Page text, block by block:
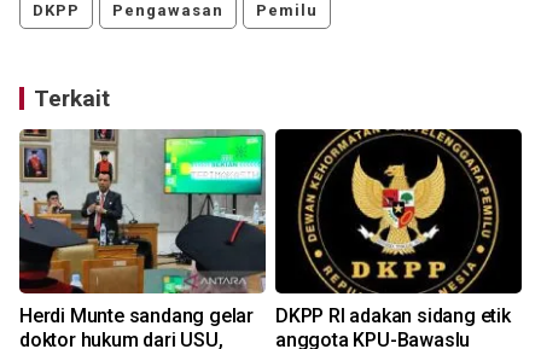
DKPP Pengawasan Pemilu
Terkait
Herdi Munte sandang gelar
doktor hukum dari USU,
DKPP RI adakan sidang etik
anggota KPU-Bawaslu